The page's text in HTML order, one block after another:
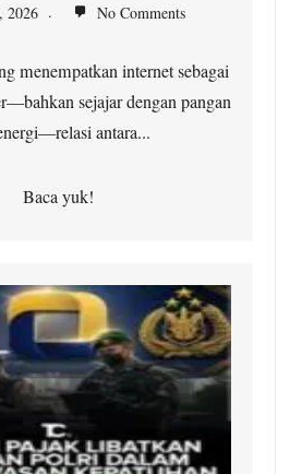
2026 No Comments
menempatkan internet sebagai
sejajar dengan pangan
antara...
Baca yuk!